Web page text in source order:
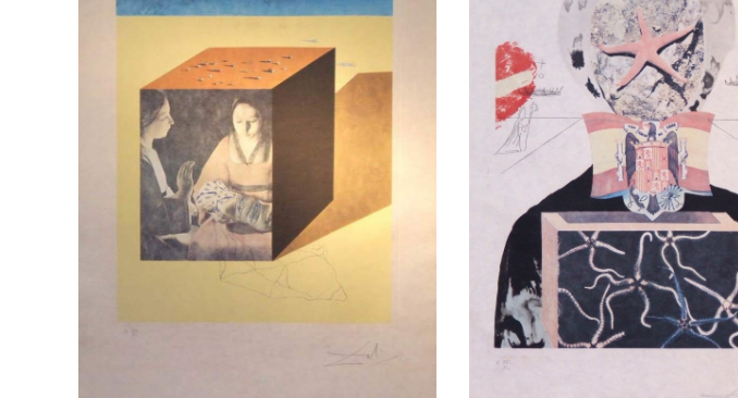
Gravure technique mixte sur
papier Japon de Salvador Dali –
Titrée: Prendre soin d’une
montre surréaliste,1971
AA-Arts graphique gravure en creux
DALI, Salvador
Gravure technique
papier Japon de Salvador
Titrée: Roi
AA-Arts graphique gravure en creux
graphiques
DALI, Salvador